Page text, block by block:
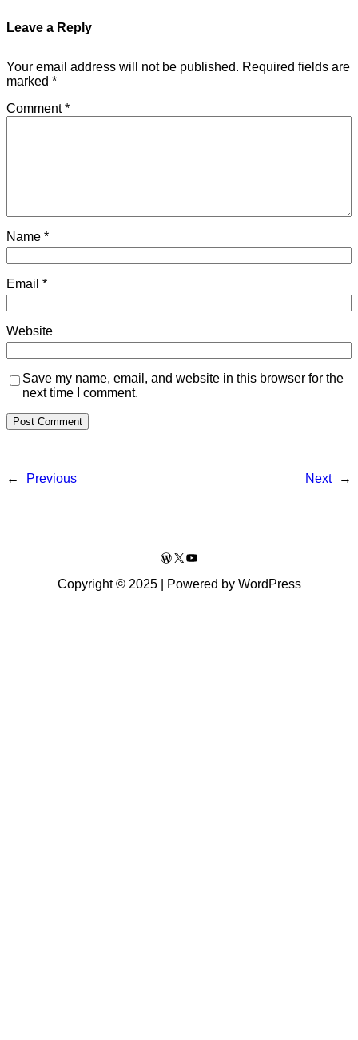
Leave a Reply
Your email address will not be published. Required fields are
marked *
Comment*
Name *
Email *
Website
Save my name, email, and website in this browser for the
next time I comment.
← Previous Next →
WordPress
X YouTube
Copyright © 2025 | Powered by WordPress